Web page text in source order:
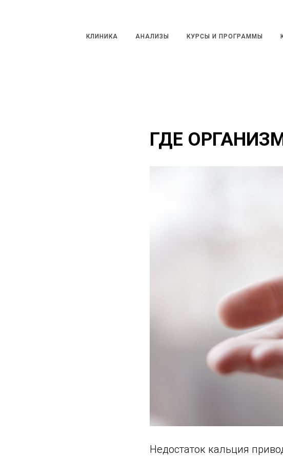
КЛИНИКА АНАЛИЗЫ КУРСЫ И ПРОГРАММЫ
КЛИНИКА АНАЛИЗЫ КУРСЫ И ПРОГРАММЫ
ГДЕ
Недостаток кальция